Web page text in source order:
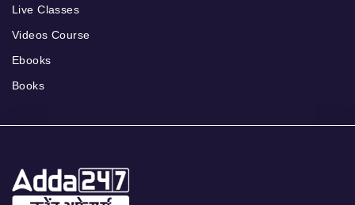
Live Classes
Videos Course
Ebooks
Books